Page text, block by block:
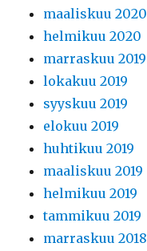
maaliskuu 2020
helmikuu 2020
marraskuu 2019
lokakuu 2019
syyskuu 2019
elokuu 2019
huhtikuu 2019
maaliskuu 2019
helmikuu 2019
tammikuu 2019
marraskuu 2018